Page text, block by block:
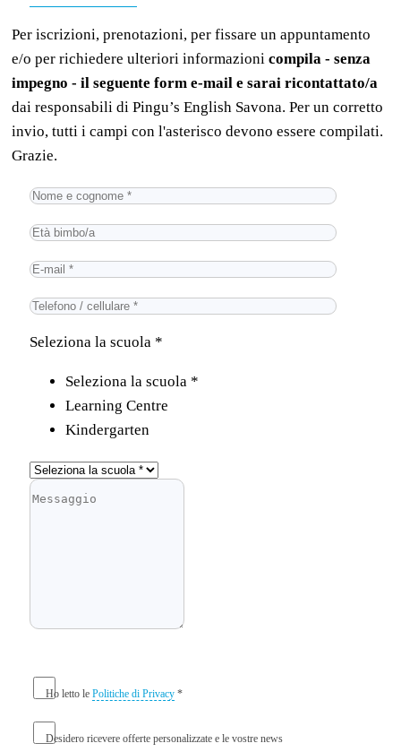
Per iscrizioni, prenotazioni, per fissare un appuntamento
e/o per richiedere ulteriori informazioni compila - senza
impegno - il seguente form e-mail e sarai ricontattato/a
dai responsabili di Pingu’s English Savona. Per un corretto
invio, tutti i campi con l'asterisco devono essere compilati.
Grazie.
Seleziona la scuola *
Seleziona la scuola *
Learning Centre
Kindergarten
Ho letto le Politiche di Privacy *
Desidero ricevere offerte personalizzate e le vostre news